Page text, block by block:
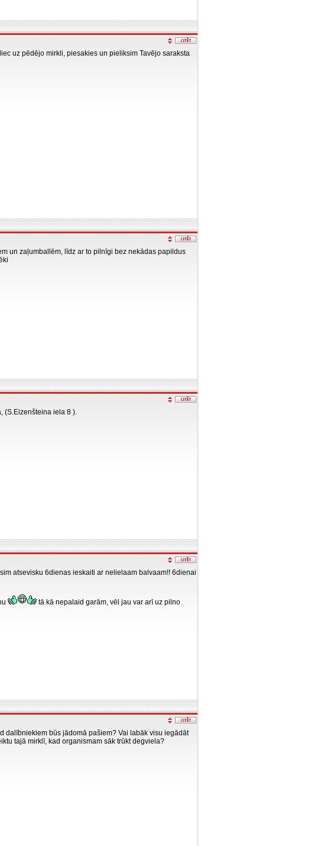
uz pēdējo mirkli, piesakies un pieliksim Tavējo saraksta
un zaļumballēm, līdz ar to pilnīgi bez nekādas papildus
(S.Eizenšteina iela 8 ).
atsevisku 6dienas ieskaiti ar nelielaam balvaam!! 6dienai
tā kā nepalaid garām, vēl jau var arī uz pilno
dalībniekiem būs jādomā pašiem? Vai labāk visu iegādāt
tajā mirklī, kad organismam sāk trūkt degviela?